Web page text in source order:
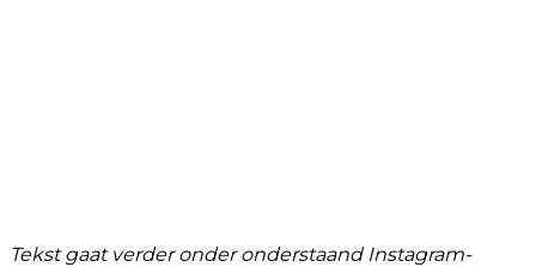
Tekst gaat verder onder onderstaand Instagram-